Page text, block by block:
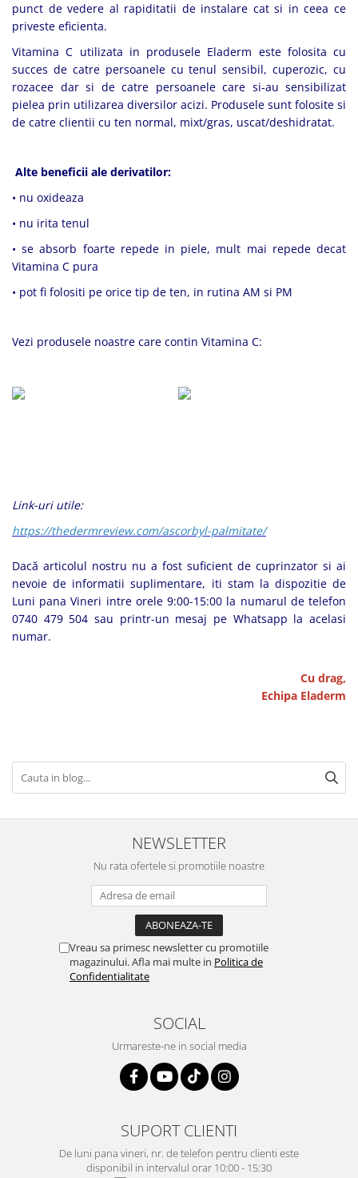
punct de vedere al rapiditatii de instalare cat si in ceea ce
priveste eficienta.
Vitamina C utilizata in produsele Eladerm este folosita cu
succes de catre persoanele cu tenul sensibil, cuperozic, cu
rozacee dar si de catre persoanele care si-au sensibilizat
pielea prin utilizarea diversilor acizi. Produsele sunt folosite si
de catre clientii cu ten normal, mixt/gras, uscat/deshidratat.
Alte beneficii ale derivatilor:
• nu oxideaza
• nu irita tenul
• se absorb foarte repede in piele, mult mai repede decat
Vitamina C pura
• pot fi folositi pe orice tip de ten, in rutina AM si PM
Vezi produsele noastre care contin Vitamina C:
Link-uri utile:
https://thedermreview.com/ascorbyl-palmitate/
Dacă articolul nostru nu a fost suficient de cuprinzator si ai
nevoie de informatii suplimentare, iti stam la dispozitie de
Luni pana Vineri intre orele 9:00-15:00 la numarul de telefon
0740 479 504 sau printr-un mesaj pe Whatsapp la acelasi
numar.
Cu drag,
Echipa Eladerm
NEWSLETTER
Nu rata ofertele si promotiile noastre
Vreau sa primesc newsletter cu promotiile
magazinului. Afla mai multe in Politica de
Confidentialitate
SOCIAL
Urmareste-ne in social media
SUPORT CLIENTI
De luni pana vineri, nr. de telefon pentru clienti este
disponibil in intervalul orar 10:00 - 15:30